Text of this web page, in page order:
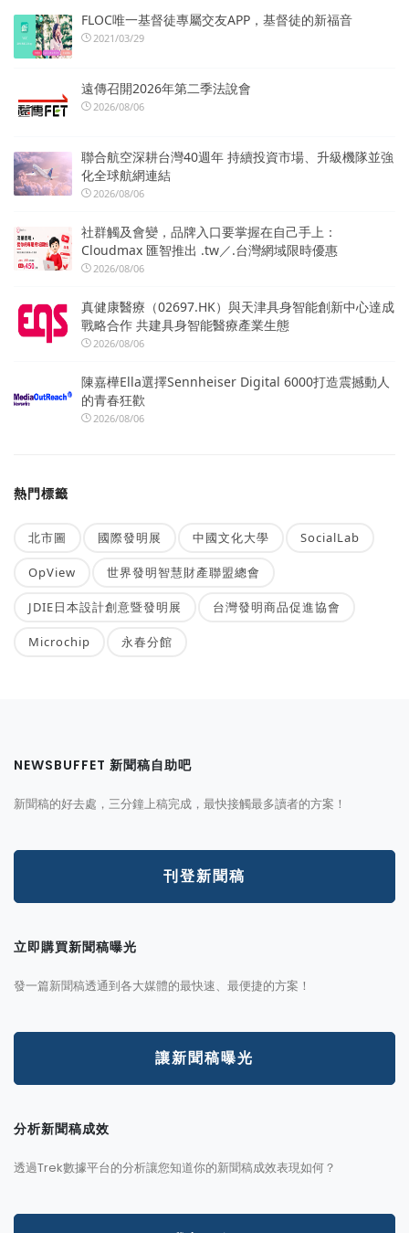
FLOC唯一基督徒專屬交友APP，基督徒的新福音
2021/03/29
遠傳召開2026年第二季法說會
2026/08/06
聯合航空深耕台灣40週年 持續投資市場、升級機隊並強
化全球航網連結
2026/08/06
社群觸及會變，品牌入口要掌握在自己手上：
Cloudmax 匯智推出 .tw／.台灣網域限時優惠
2026/08/06
真健康醫療（02697.HK）與天津具身智能創新中心達成
戰略合作 共建具身智能醫療產業生態
2026/08/06
陳嘉樺Ella選擇Sennheiser Digital 6000打造震撼動人
的青春狂歡
2026/08/06
熱門標籤
北市圖 國際發明展 中國文化大學 SocialLab
OpView 世界發明智慧財產聯盟總會
JDIE日本設計創意暨發明展 台灣發明商品促進協會
Microchip 永春分館
NEWSBUFFET 新聞稿自助吧
新聞稿的好去處，三分鐘上稿完成，最快接觸最多讀者的方案！
刊登新聞稿
立即購買新聞稿曝光
發一篇新聞稿透通到各大媒體的最快速、最便捷的方案！
讓新聞稿曝光
分析新聞稿成效
透過Trek數據平台的分析讓您知道你的新聞稿成效表現如何？